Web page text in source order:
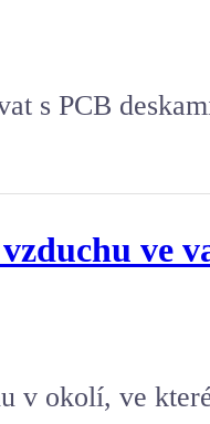
s PCB
ve
v okolí, ve